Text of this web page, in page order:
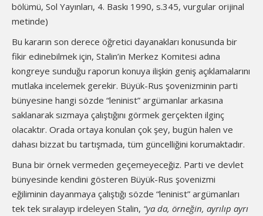
bölümü, Sol Yayınları, 4. Baskı 1990, s.345, vurgular orijinal
metinde)
Bu kararın son derece öğretici dayanakları konusunda bir
fikir edinebilmek için, Stalin’in Merkez Komitesi adına
kongreye sunduğu raporun konuya ilişkin geniş açıklamalarını
mutlaka incelemek gerekir. Büyük-Rus şovenizminin parti
bünyesine hangi sözde “leninist” argümanlar arkasına
saklanarak sızmaya çalıştığını görmek gerçekten ilginç
olacaktır. Orada ortaya konulan çok şey, bugün halen ve
dahası bizzat bu tartışmada, tüm güncelliğini korumaktadır.
Buna bir örnek vermeden geçemeyeceğiz. Parti ve devlet
bünyesinde kendini gösteren Büyük-Rus şovenizmi
eğiliminin dayanmaya çalıştığı sözde “leninist” argümanları
tek tek sıralayıp irdeleyen Stalin, “ya da, örneğin, ayrılıp ayrı